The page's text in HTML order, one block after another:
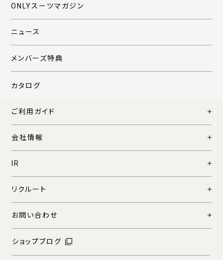
ONLYスーツマガジン
ニュース
メンバーズ特典
カタログ
ご利用ガイド
会社情報
IR
リクルート
お問い合わせ
ショップブログ